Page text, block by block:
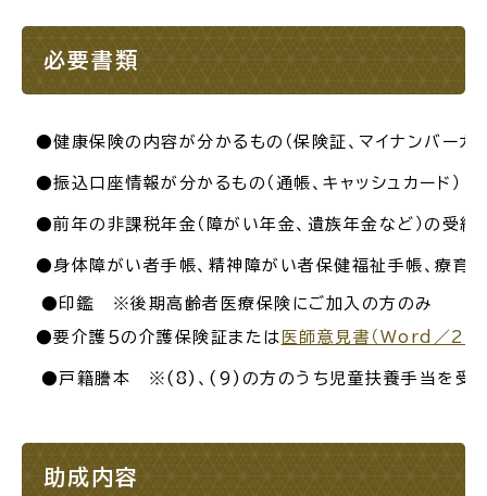
くらしの便利情報
ごみ出しおたすけア
プリ
各種申請書・様式ダ
ウンロード
電子申請・手続きガ
必要書類
●健康保険の内容が分かるもの（保険証、マイナンバーカ
●振込口座情報が分かるもの（通帳、キャッシュカード）
●前年の非課税年金（障がい年金、遺族年金など）の受給
●身体障がい者手帳、精神障がい者保健福祉手帳、療育
●印鑑 ※後期高齢者医療保険にご加入の方のみ
●要介護５の介護保険証または 医師意見書（Word／
●戸籍謄本 ※(8)、(9)の方のうち児童扶養手当を受給
助成内容